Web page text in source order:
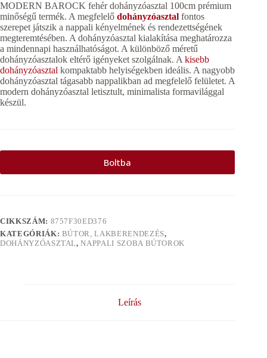
MODERN BAROCK fehér dohányzóasztal 100cm prémium
minőségű termék. A megfelelő dohányzóasztal fontos
szerepet játszik a nappali kényelmének és rendezettségének
megteremtésében. A dohányzóasztal kialakítása meghatározza
a mindennapi használhatóságot. A különböző méretű
dohányzóasztalok eltérő igényeket szolgálnak. A kisebb
dohányzóasztal kompaktabb helyiségekben ideális. A nagyobb
dohányzóasztal tágasabb nappalikban ad megfelelő felületet. A
modern dohányzóasztal letisztult, minimalista formavilággal
készül.
Boltba
CIKKSZÁM: 8757F30ED376
KATEGÓRIÁK: BÚTOR, LAKBERENDEZÉS,
DOHÁNYZÓASZTAL,NAPPALI SZOBA BÚTOROK
Leírás